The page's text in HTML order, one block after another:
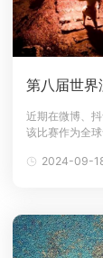
第八届世界
近期在微博、
该比赛作为全
奖品，也可提
2024-09-